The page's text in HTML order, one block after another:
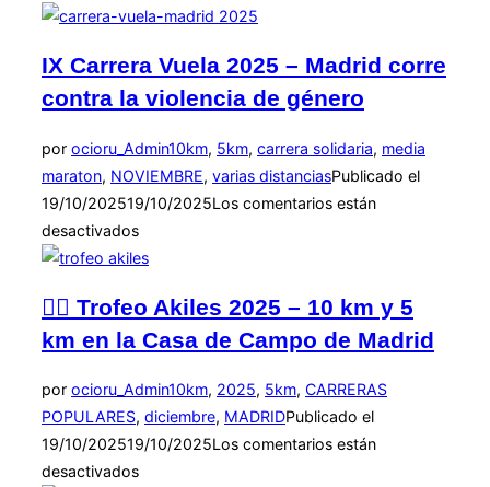
IX Carrera Vuela 2025 – Madrid corre
contra la violencia de género
por ocioru_Admin10km, 5km, carrera solidaria, media
maraton, NOVIEMBRE, varias distanciasPublicado el
19/10/202519/10/2025Los comentarios están
desactivados
🏃‍♂️ Trofeo Akiles 2025 – 10 km y 5
km en la Casa de Campo de Madrid
por ocioru_Admin10km, 2025, 5km, CARRERAS
POPULARES, diciembre, MADRIDPublicado el
19/10/202519/10/2025Los comentarios están
desactivados